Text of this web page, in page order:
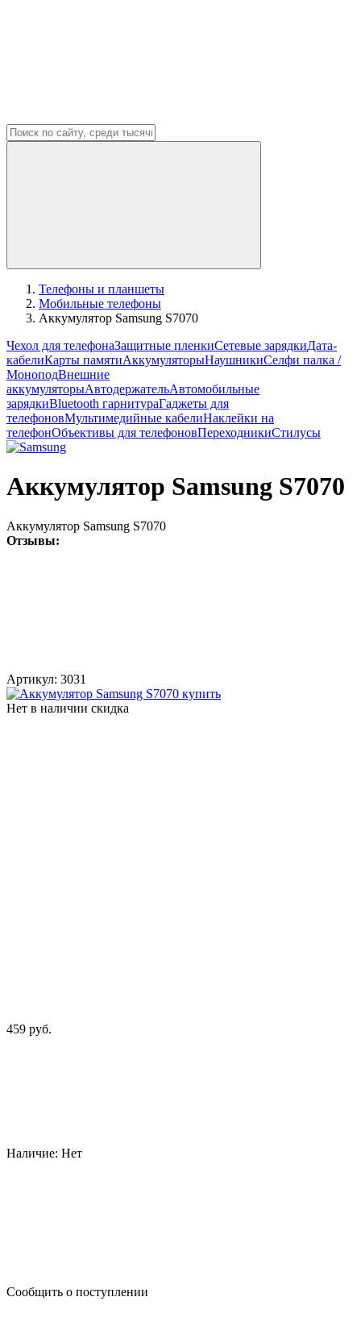
Телефоны и планшеты
Мобильные телефоны
Аккумулятор Samsung S7070
Чехол для телефонаЗащитные пленкиСетевые зарядкиДата-
кабелиКарты памятиАккумуляторыНаушникиСелфи палка /
МоноподВнешние
аккумуляторыАвтодержательАвтомобильные
зарядкиBluetooth гарнитураГаджеты для
телефоновМультимедийные кабелиНаклейки на
телефонОбъективы для телефоновПереходникиСтилусы
Аккумулятор Samsung S7070
Аккумулятор Samsung S7070
Отзывы:
Артикул: 3031
Нет в наличии скидка
459 руб.
Наличие: Нет
Сообщить о поступлении